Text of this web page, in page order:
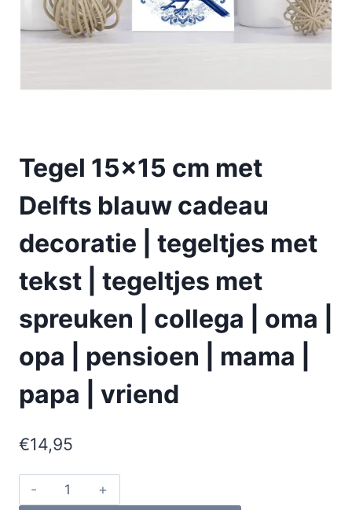
Tegel 15×15 cm met
Delfts blauw cadeau
decoratie | tegeltjes met
tekst | tegeltjes met
spreuken | collega | oma |
opa | pensioen | mama |
papa | vriend
€14,95